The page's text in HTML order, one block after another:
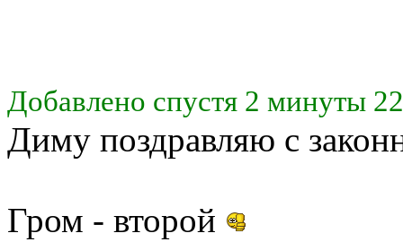
Добавлено спустя 2 минуты
Диму поздравляю с
Гром - второй